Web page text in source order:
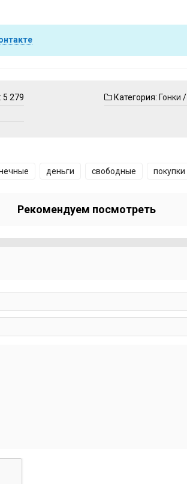
279
Категория: Гонки /
деньги свободные покупки
Рекомендуем посмотреть